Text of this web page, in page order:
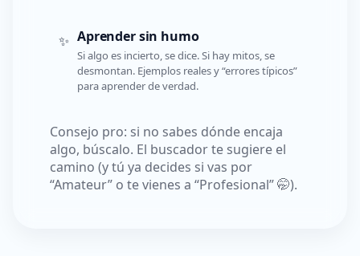
✨ Aprender sin humo
Si algo es incierto, se dice. Si hay mitos, se
desmontan. Ejemplos reales y “errores típicos”
para aprender de verdad.
Consejo pro: si no sabes dónde encaja
algo, búscalo. El buscador te sugiere el
camino (y tú ya decides si vas por
“Amateur” o te vienes a “Profesional” 🤭).